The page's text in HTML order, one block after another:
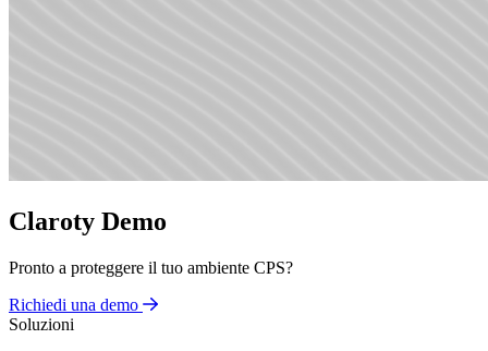
Claroty Demo
Pronto a proteggere il tuo ambiente CPS?
Richiedi una demo
Soluzioni